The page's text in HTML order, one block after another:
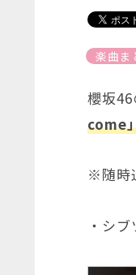
楽曲ま
櫻坂
come
※随時
・シ